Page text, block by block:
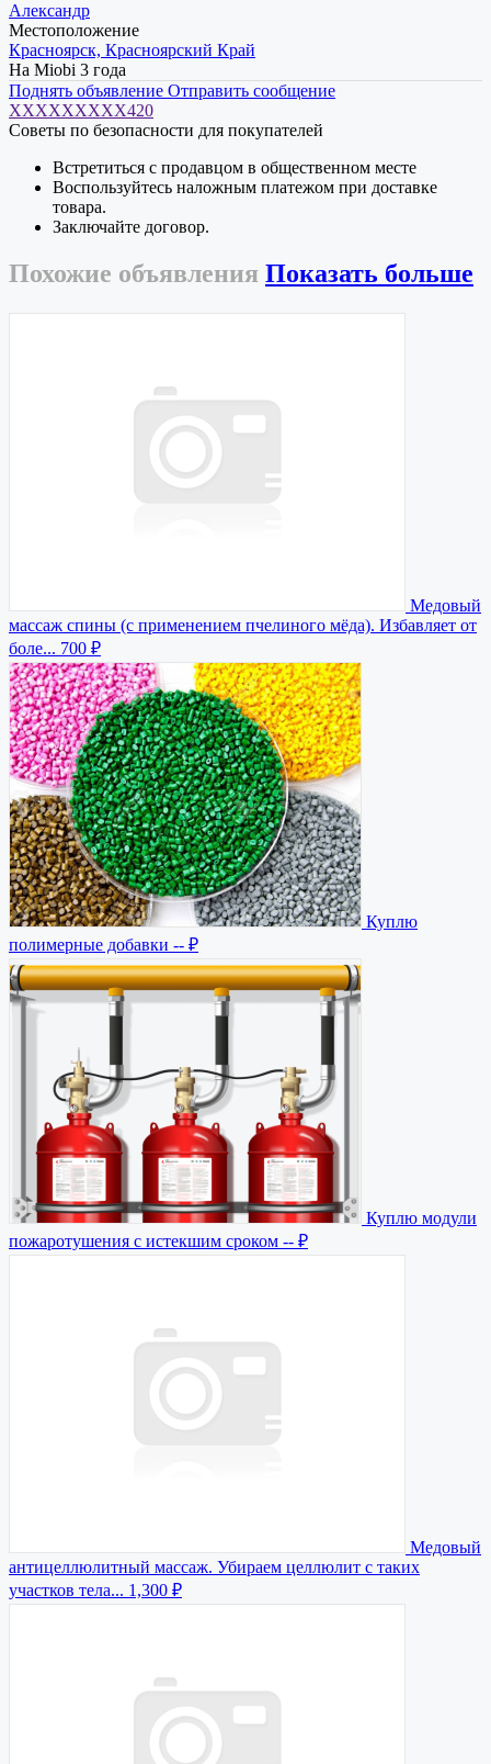
Александр
Местоположение
Красноярск, Красноярский Край
На Miobi 3 года
Поднять объявление Отправить сообщение
XXXXXXXXX420
Советы по безопасности для покупателей
Встретиться с продавцом в общественном месте
Воспользуйтесь наложным платежом при доставке
товара.
Заключайте договор.
Похожие объявления Показать больше
Медовый
массаж спины (с применением пчелиного мёда). Избавляет от
боле... 700 ₽
Куплю
полимерные добавки -- ₽
Куплю модули
пожаротушения с истекшим сроком -- ₽
Медовый
антицеллюлитный массаж. Убираем целлюлит с таких
участков тела... 1,300 ₽